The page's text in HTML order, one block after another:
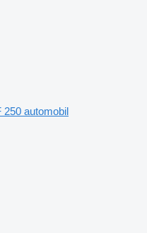
250 automobil